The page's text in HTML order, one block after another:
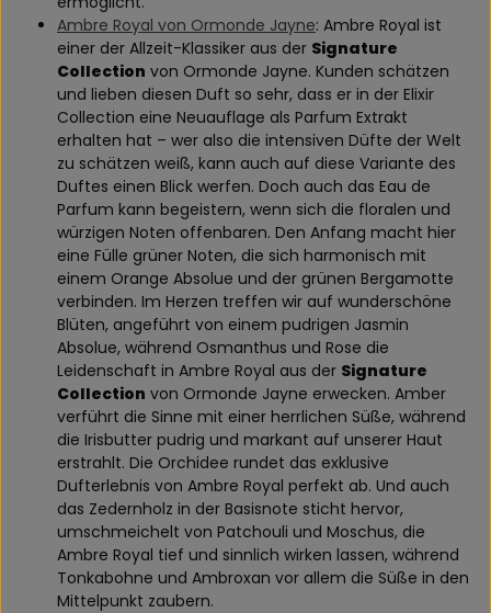
Ambre Royal von Ormonde Jayne: Ambre Royal ist
einer der Allzeit-Klassiker aus der Signature
Collection von Ormonde Jayne. Kunden schätzen
und lieben diesen Duft so sehr, dass er in der Elixir
Collection eine Neuauflage als Parfum Extrakt
erhalten hat – wer also die intensiven Düfte der Welt
zu schätzen weiß, kann auch auf diese Variante des
Duftes einen Blick werfen. Doch auch das Eau de
Parfum kann begeistern, wenn sich die floralen und
würzigen Noten offenbaren. Den Anfang macht hier
eine Fülle grüner Noten, die sich harmonisch mit
einem Orange Absolue und der grünen Bergamotte
verbinden. Im Herzen treffen wir auf wunderschöne
Blüten, angeführt von einem pudrigen Jasmin
Absolue, während Osmanthus und Rose die
Leidenschaft in Ambre Royal aus der Signature
Collection von Ormonde Jayne erwecken. Amber
verführt die Sinne mit einer herrlichen Süße, während
die Irisbutter pudrig und markant auf unserer Haut
erstrahlt. Die Orchidee rundet das exklusive
Dufterlebnis von Ambre Royal perfekt ab. Und auch
das Zedernholz in der Basisnote sticht hervor,
umschmeichelt von Patchouli und Moschus, die
Ambre Royal tief und sinnlich wirken lassen, während
Tonkabohne und Ambroxan vor allem die Süße in den
Mittelpunkt zaubern.